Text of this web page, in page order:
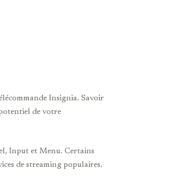
Insignia. Savoir
de votre
Input et Menu. Certains
de streaming populaires.